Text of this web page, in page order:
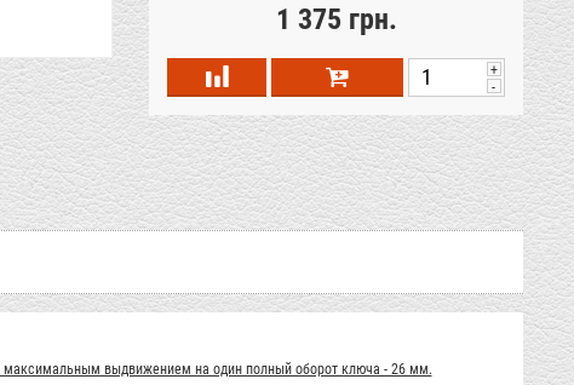
1 375 грн.
-
+
максимальным выдвижением на один полный оборот ключа - 26 мм.